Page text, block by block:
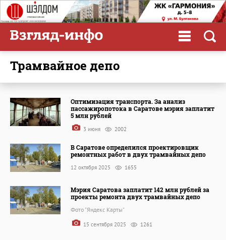
трамвайное депо
Оптимизация транспорта. За анализ
пассажиропотока в Саратове мэрия заплатит
5 млн рублей
3 июня 2002
В Саратове определился проектировщик
ремонтных работ в двух трамвайных депо
12 октября 2025 1655
Мэрия Саратова заплатит 142 млн рублей за
проекты ремонта двух трамвайных депо
Фото "Яндекс Карты"
15 сентября 2025 1261